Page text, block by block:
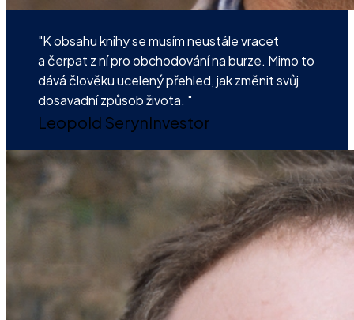
"K obsahu knihy se musím neustále vracet
a čerpat z ní pro obchodování na burze. Mimo to
dává člověku ucelený přehled, jak změnit svůj
dosavadní způsob života. "
Leopold SerynInvestor